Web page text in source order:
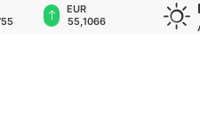
55,1066